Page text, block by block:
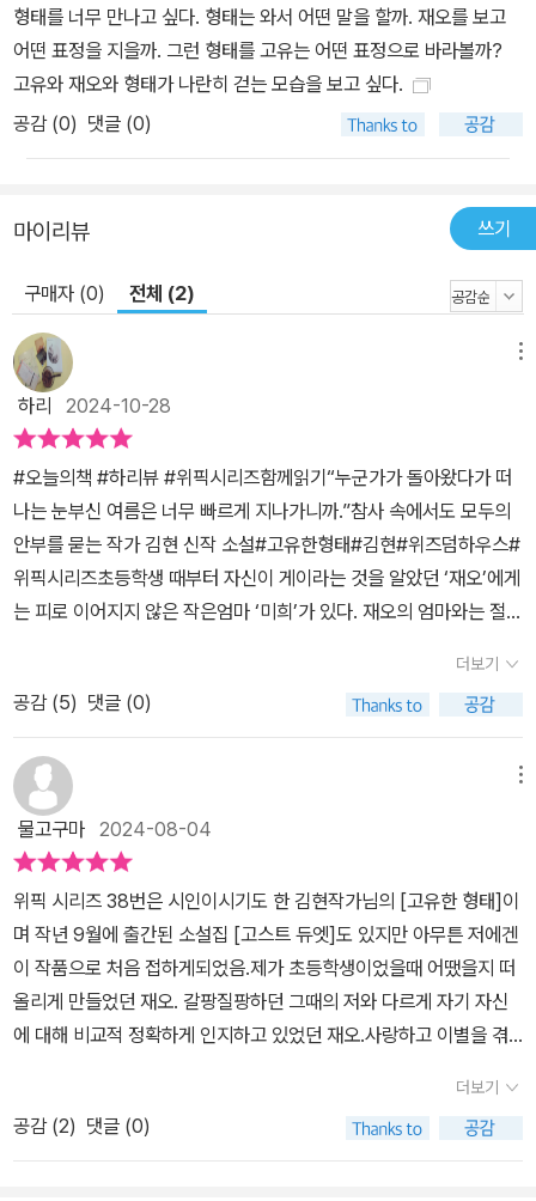
‘단 한 편의 이야기’를 깊게 호흡하는 특별한 경험을 선사합니다. 이
작은 조각이 당신의 세계를 넓혀줄 새로운 한 조각이 되기를, 작은 조
각 하나하나가 모여 당신의 이야기가 되기를, 당신의 가슴에 깊이 새
겨질 한 조각의 문학이 되기를 꿈꿉니다. 한 조각의 문학, 위픽 구병모
《파쇄》 이희주 《마유미》 윤자영 《할매 떡볶이 레시피》 박소연 《북적
마블》 곽재식 《우주 대전의 끝》 김동식 《백 명 버튼》 배예람 《물 밑
에 계시리라》 이소호 《나의 미치광이 이웃》 오한기 《나의 즐거운 육
아 일기》 조예은 《만조를 기다리며》 도진기 《애니》 박솔뫼 《극동의
여자 친구들》 정혜윤 《마음 편해지고 싶은 사람들을 위한 워크숍》 황
모과 《10초는 영원히》 김희선 《삼척, 불멸》 최정화 《봇로스 리포트》
정해연 《모델》 정이담 《환생꽃》 문지혁 《크리스마스 캐러셀》 김목인
《마르셀 아코디언 클럽》 전건우 《앙심》 최양선 《그림자 나비》 이하
진 《확률의 무덤》 은모든 《감미롭고 간절한》 이유리 《잠이 오나요》
심너울 《이런, 우리 엄마가 우주선을 유괴했어요》 최현숙 《창신동 여
자》 연여름 《2학기 한정 도서부》 서미애 《나의 여자 친구》 김원영
《우리의 클라이밍》 정지돈 《현대적이라고 말할 수 없는 죽음들》 이
서수 《첫사랑이 언니에게 남긴 것》 이경희 《매듭 정리》 송경아 《무지
개나래 반려동물 납골당》 현호정 《삼색도》 김현 《고유한 형태》 김이
환 《더 나은 인간》 이민진 《무칭》 안담 《소녀는 따로 자란다》 조현아
《밥줄광대놀음》(근간) 김효인 《새로고침》(근간) 전혜진 《고르디우
《논터널링》(근간) 김유담 《스페이스 M》(근간) 전삼혜 《나름에게 가
는 길》(근간) 최진영 《오로라》(근간) 이혁진 《가장 완벽한 주행》(근
간)
형태를 너무 만나고 싶다. 형태는 와서 어떤 말을 할까. 재오를 보고
어떤 표정을 지을까. 그런 형태를 고유는 어떤 표정으로 바라볼까?
고유와 재오와 형태가 나란히 걷는 모습을 보고 싶다.
공감 (0) 댓글 (0)
마이리뷰 쓰기
구매자 (0) 전체 (2)
하리 2024-10-28
#오늘의책 #하리뷰 #위픽시리즈함께읽기“누군가가 돌아왔다가 떠
나는 눈부신 여름은 너무 빠르게 지나가니까.”참사 속에서도 모두의
안부를 묻는 작가 김현 신작 소설#고유한형태#김현#위즈덤하우스#
위픽시리즈초등학생 때부터 자신이 게이라는 것을 알았던 ‘재오’에게
는 피로 이어지지 않은 작은엄마 ‘미희’가 있다. 재오의 엄마와는 절친
살피며 함께 살아간다. 작은엄마의 아들 ‘형태’와 재오는 학교에서는
데면데면하게 굴지만 엄마들 앞에서는 적당히 친한 척을 하며 너스레
를 떨 줄도 안다. 일찍이 친구들에게 커밍아웃을 한 재오에게 내색하
지도 놀리지도 않던 형태의 이사를 앞둔 겨울, 어느 해변에서 두 사람
은 “특별히 기억에 남는 하루”를 보낸다.재오에게는 작은 엄마 '미
희'가 있다. 재오의 엄마와 절친한 사이로 진짜 작은 엄마는 아니지만
엄마와 작은 엄마는 가족같이 지내며 함께 작은 반찬가게를 하며 살
아간다. 재오는 초등학생 때부터 자신이 게이라는 것을 알았다. '미
희'의 아들 형태는 재오가 커밍아웃을 했음에도 특별한 반응을 보이
지도 않고 놀리지 않았다. 서로는 데면데면한 사이지만 엄마들 앞에
서는 적당한 친한 모습을 보인다.시간이 흘러 미희와 형태는 다른 곳
으로 이사를 가고 재오와 형태는 그 후로 만나지 못했다. 그러던 어느
날 형태가 재오를 만나러 오기로 한다. 재오와 형태는 다시 만나 어떻
게 될까?#책에서확인하세요전에 여름에 대한 책 리뷰를 썼는데 어쩐
더보기
공감 (5) 댓글 (0)
물고구마 2024-08-04
위픽 시리즈 38번은 시인이시기도 한 김현작가님의 [고유한 형태]이
며 작년 9월에 출간된 소설집 [고스트 듀엣]도 있지만 아무튼 저에겐
이 작품으로 처음 접하게되었음.제가 초등학생이었을때 어땠을지 떠
올리게 만들었던 재오. 갈팡질팡하던 그때의 저와 다르게 자기 자신
에 대해 비교적 정확하게 인지하고 있었던 재오.사랑하고 이별을 겪
마 미희가 개업한 반찬가게 ‘복희네‘에서 일하며 그에 맞는 정당한 급
여와 복지를 받으며 운명을 달리한 또래의 실습생들을 추모하러 연차
를 내던 재오.그런 재오가 만났던 씨름부원인 J형과 같은 마음이었던
더보기
공감 (2) 댓글 (0)